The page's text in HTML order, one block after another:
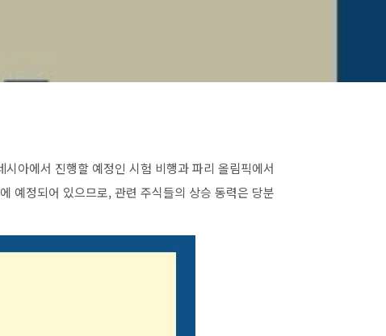
아에서 진행할 예정인 시험 비행과 파리 올림픽에서
예정되어 있으므로, 관련 주식들의 상승 동력은 당분